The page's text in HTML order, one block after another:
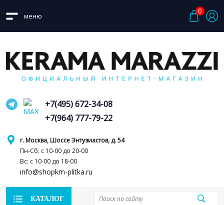
меню
0
г. Москва, Шоссе Энтузиастов, д. 54
Пн-Сб: с 10-00 до 20-00
Вс: с 10-00 до 18-00
info@shopkm-plitka.ru
+7(495) 672-34-08
+7(964) 777-79-22
КАТАЛОГ